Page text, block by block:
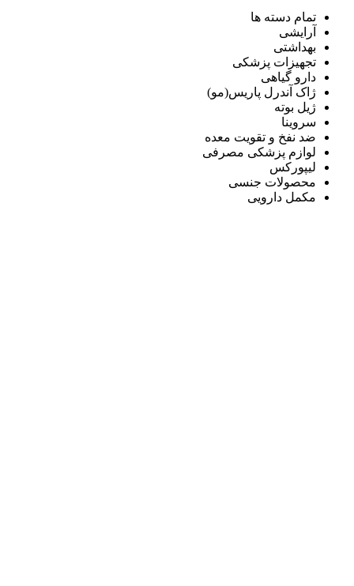
تمام دسته ها
آرایشی
بهداشتی
تجهیزات پزشکی
دارو گیاهی
ژاک آندرل پاریس(مو)
ژیل بوته
سروینا
ضد نفخ و تقویت معده
لوازم پزشکی مصرفی
لیپورکس
محصولات جنسی
مکمل دارویی